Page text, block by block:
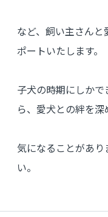
など、飼い主さん
ポートいたします。
子犬の時期にしか
ら、愛犬との絆を深
気になることがあ
い。